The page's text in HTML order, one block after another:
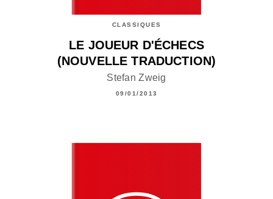
CLASSIQUES
LE JOUEUR D'ÉCHECS
(NOUVELLE TRADUCTION)
Stefan Zweig
09/01/2013